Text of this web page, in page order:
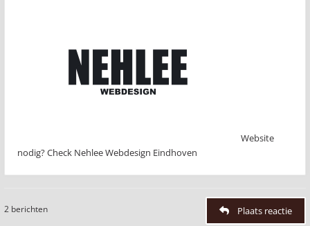
Website
nodig? Check Nehlee Webdesign Eindhoven
2 berichten Plaats reactie